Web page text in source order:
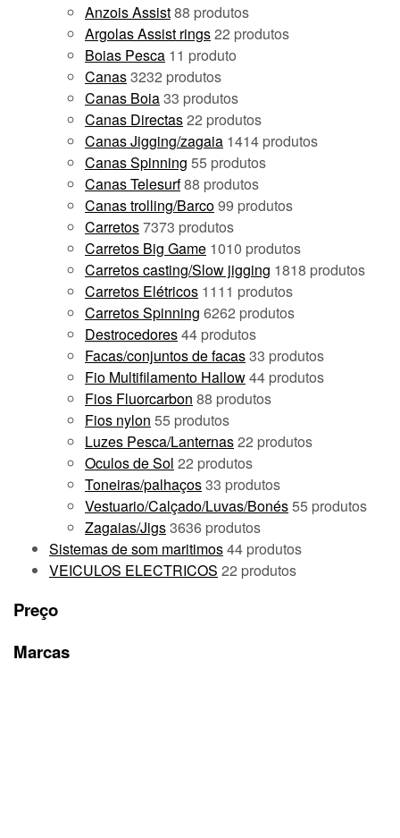
Anzois Assist88 produtos
Argolas Assist rings22 produtos
Boias Pesca 11 produto
Canas3232 produtos
Canas Boia33 produtos
Canas Directas22 produtos
Canas Jigging/zagaia 1414 produtos
Canas Spinning 55 produtos
Canas Telesurf88 produtos
Canas trolling/Barco99 produtos
Carretos7373 produtos
Carretos Big Game 1010 produtos
Carretos casting/Slow jigging 1818 produtos
Carretos Elétricos 1111 produtos
Carretos Spinning 6262 produtos
Destrocedores44 produtos
Facas/conjuntos de facas33 produtos
Fio Multifilamento Hallow44 produtos
Fios Fluorcarbon 88 produtos
Fios nylon 55 produtos
Luzes Pesca/Lanternas22 produtos
Oculos de Sol 22 produtos
Toneiras/palhaços33 produtos
Vestuario/Calçado/Luvas/Bonés55 produtos
Zagaias/Jigs3636 produtos
Sistemas de som maritimos44 produtos
VEICULOS ELECTRICOS 22 produtos
Preço
Marcas